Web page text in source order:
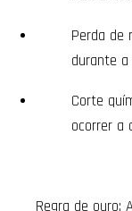
Perda de
durante a
Corte
ocorrer a
Regra de ouro: